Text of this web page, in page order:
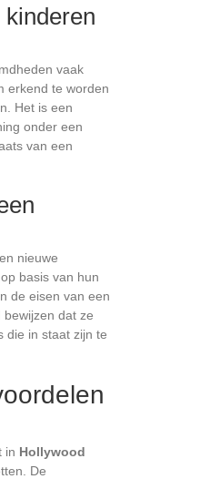
vaak
erkend te worden
Het is een
onder een
van een
nieuwe
basis van hun
de eisen van een
dat ze
die in staat zijn te
in Hollywood
De